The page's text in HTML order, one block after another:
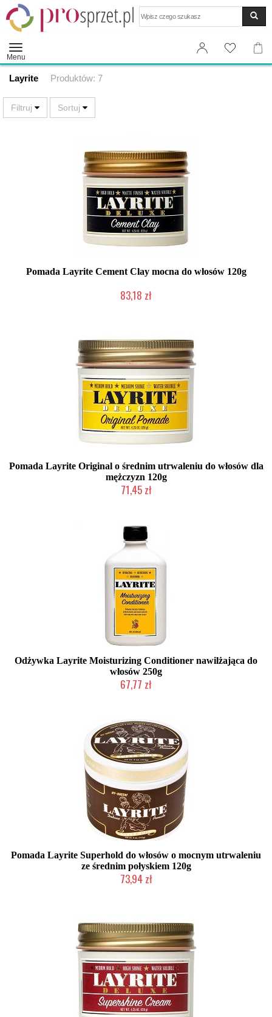
Menu
Layrite Produktów: 7
Pomada Layrite Cement Clay mocna do włosów 120g
83,18 zł
Pomada Layrite Original o średnim utrwaleniu do włosów dla
mężczyzn 120g
71,45 zł
Odżywka Layrite Moisturizing Conditioner nawilżająca do
włosów 250g
67,77 zł
Pomada Layrite Superhold do włosów o mocnym utrwaleniu
ze średnim połyskiem 120g
73,94 zł